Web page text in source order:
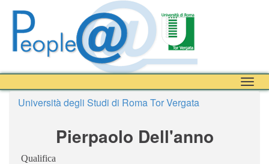
Università degli Studi di Roma Tor Vergata
Pierpaolo Dell'anno
Qualifica